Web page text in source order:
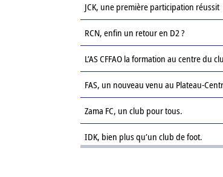
JCK, une première participation réussit
RCN, enfin un retour en D2 ?
L’AS CFFAO la formation au centre du
FAS, un nouveau venu au Plateau-
Zama FC, un club pour tous.
IDK, bien plus qu’un club de foot.